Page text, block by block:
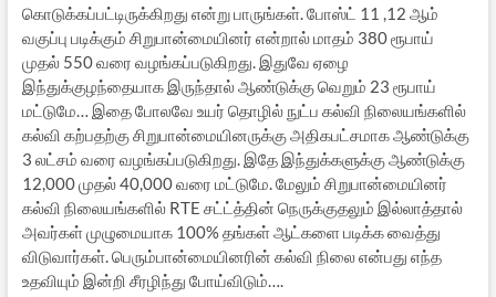
கொடுக்கப்பட்டிருக்கிறது என்று பாருங்கள். போஸ்ட் 11 ,12 ஆம்
வகுப்பு படிக்கும் சிறுபான்மையினர் என்றால் மாதம் 380 ரூபாய்
முதல் 550 வரை வழங்கப்படுகிறது. இதுவே ஏழை
இந்துக்குழந்தையாக இருந்தால் ஆண்டுக்கு வெறும் 23 ரூபாய்
மட்டுமே… இதை போலவே உயர் தொழில் நுட்ப கல்வி நிலையங்களில்
கல்வி கற்பதற்கு சிறுபான்மையினருக்கு அதிகபட்சமாக ஆண்டுக்கு
3 லட்சம் வரை வழங்கப்படுகிறது. இதே இந்துக்களுக்கு ஆண்டுக்கு
12,000 முதல் 40,000 வரை மட்டுமே. மேலும் சிறுபான்மையினர்
கல்வி நிலையங்களில் RTE சட்ட்த்தின் நெருக்குதலும் இல்லாத்தால்
அவர்கள் முழுமையாக 100% தங்கள் ஆட்களை படிக்க வைத்து
விடுவார்கள். பெரும்பான்மையினரின் கல்வி நிலை என்பது எந்த
உதவியும் இன்றி சீரழிந்து போய்விடும்….